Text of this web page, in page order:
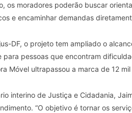
os moradores poderão buscar
e encaminhar demandas
DF, o projeto tem ampliado o
para pessoas que encontram
Móvel ultrapassou a marca de 12
interino de Justiça e Cidadania,
“O objetivo é tornar os